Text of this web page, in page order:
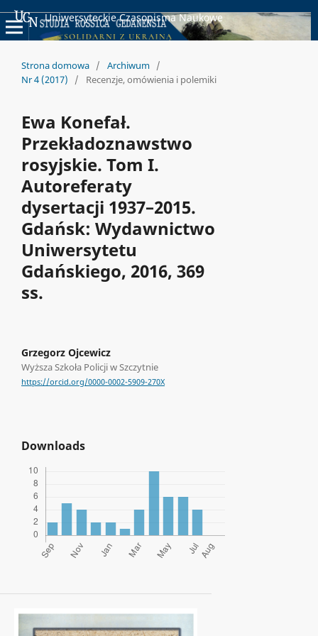
Uniwersyteckie Czasopisma Naukowe
Strona domowa / Archiwum /
Nr 4 (2017)
/ Recenzje, omówienia i polemiki
Ewa Konefał.
Przekładoznawstwo
rosyjskie. Tom I.
Autoreferaty
dysertacji 1937–2015.
Gdańsk: Wydawnictwo
Uniwersytetu
Gdańskiego, 2016, 369
ss.
Grzegorz Ojcewicz
Wyższa Szkoła Policji w Szczytnie
https://orcid.org/0000-0002-5909-270X
Downloads